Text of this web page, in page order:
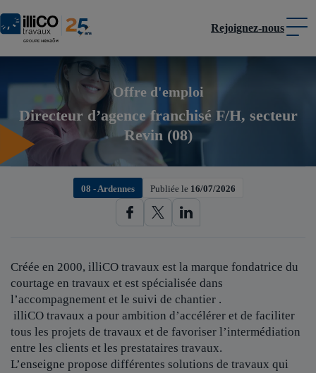
Panneau de gestion des cookies
Rejoignez-nous
Offre d'emploi
Directeur d’agence franchisé F/H, secteur
Revin (08)
08 - Ardennes Publiée le 16/07/2026
Créée en 2000, illiCO travaux est la marque fondatrice du
courtage en travaux et est spécialisée dans
l’accompagnement et le suivi de chantier .
illiCO travaux a pour ambition d’accélérer et de faciliter
tous les projets de travaux et de favoriser l’intermédiation
entre les clients et les prestataires travaux.
L’enseigne propose différentes solutions de travaux qui